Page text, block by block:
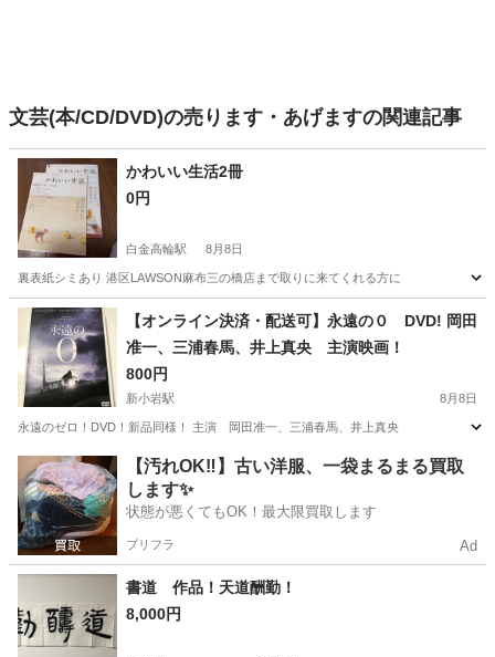
文芸(本/CD/DVD)の売ります・あげますの関連記事
かわいい生活2冊
0円
白金高輪駅 8月8日
裏表紙シミあり 港区LAWSON麻布三の橋店まで取りに来てくれる方に
東京 港区 白金高輪駅 雑誌
【オンライン決済・配送可】永遠の０ DVD! 岡田
准一、三浦春馬、井上真央 主演映画！
800円
新小岩駅 8月8日
永遠のゼロ！DVD！新品同様！ 主演 岡田准一、三浦春馬、井上真央
東京 葛飾区 新小岩駅 DVD/ブルーレイ 永遠の0
【汚れOK‼️】古い洋服、一袋まるまる買取
します✨
状態が悪くてもOK！最大限買取します
プリフラ Ad
書道 作品！天道酬勤！
8,000円